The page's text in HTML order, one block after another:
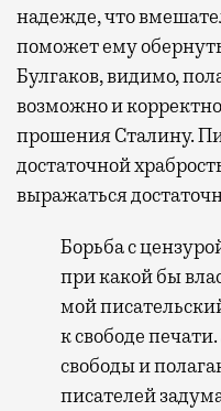
надежде, что
поможет ему
Булгаков, видимо,
возможно и
прошения Сталину.
достаточной
выражаться
Борьба с
при какой бы
мой
к свободе
свободы и
писателей